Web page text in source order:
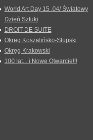
World Art Day 15 .04/ Światowy
Dzień Sztuki
DROIT DE SUITE
Okreg Koszalińsko-Słupski
Okręg Krakowski
100 lat... i Nowe Otwarcie!!!